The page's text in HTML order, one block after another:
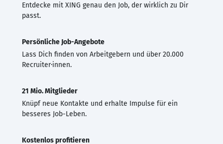
Entdecke mit XING genau den Job, der wirklich zu Dir
passt.
Persönliche Job-Angebote
Lass Dich finden von Arbeitgebern und über 20.000
Recruiter·innen.
21 Mio. Mitglieder
Knüpf neue Kontakte und erhalte Impulse für ein
besseres Job-Leben.
Kostenlos profitieren